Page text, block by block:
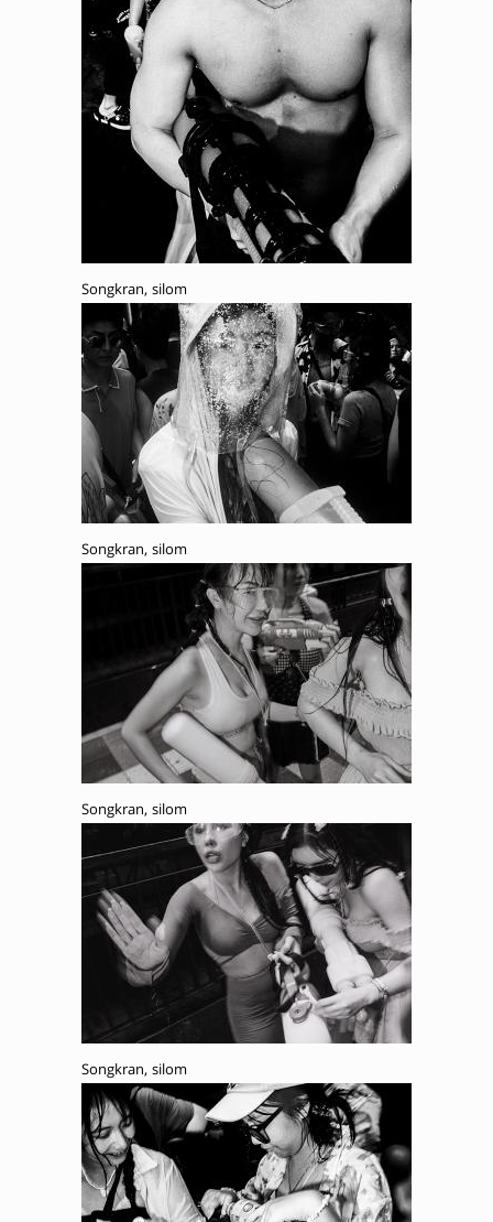
Songkran, silom
Songkran, silom
Songkran, silom
Songkran, silom